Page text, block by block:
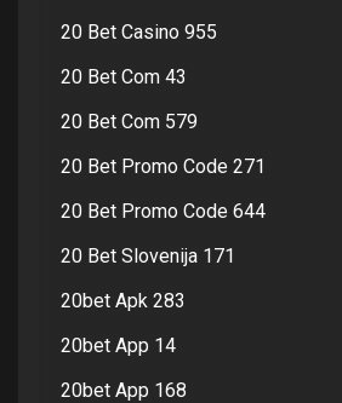
20 Bet Casino 955
20 Bet Com 43
20 Bet Com 579
20 Bet Promo Code 271
20 Bet Promo Code 644
20 Bet Slovenija 171
20bet Apk 283
20bet App 14
20bet App 168